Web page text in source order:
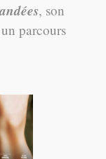
, son
parcours